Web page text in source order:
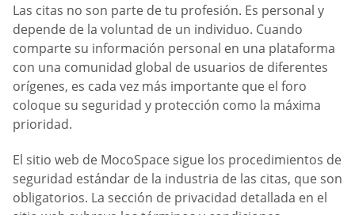
Las citas no son parte de tu profesión. Es personal y
depende de la voluntad de un individuo. Cuando
comparte su información personal en una plataforma
con una comunidad global de usuarios de diferentes
orígenes, es cada vez más importante que el foro
coloque su seguridad y protección como la máxima
prioridad.
El sitio web de MocoSpace sigue los procedimientos de
seguridad estándar de la industria de las citas, que son
obligatorios. La sección de privacidad detallada en el